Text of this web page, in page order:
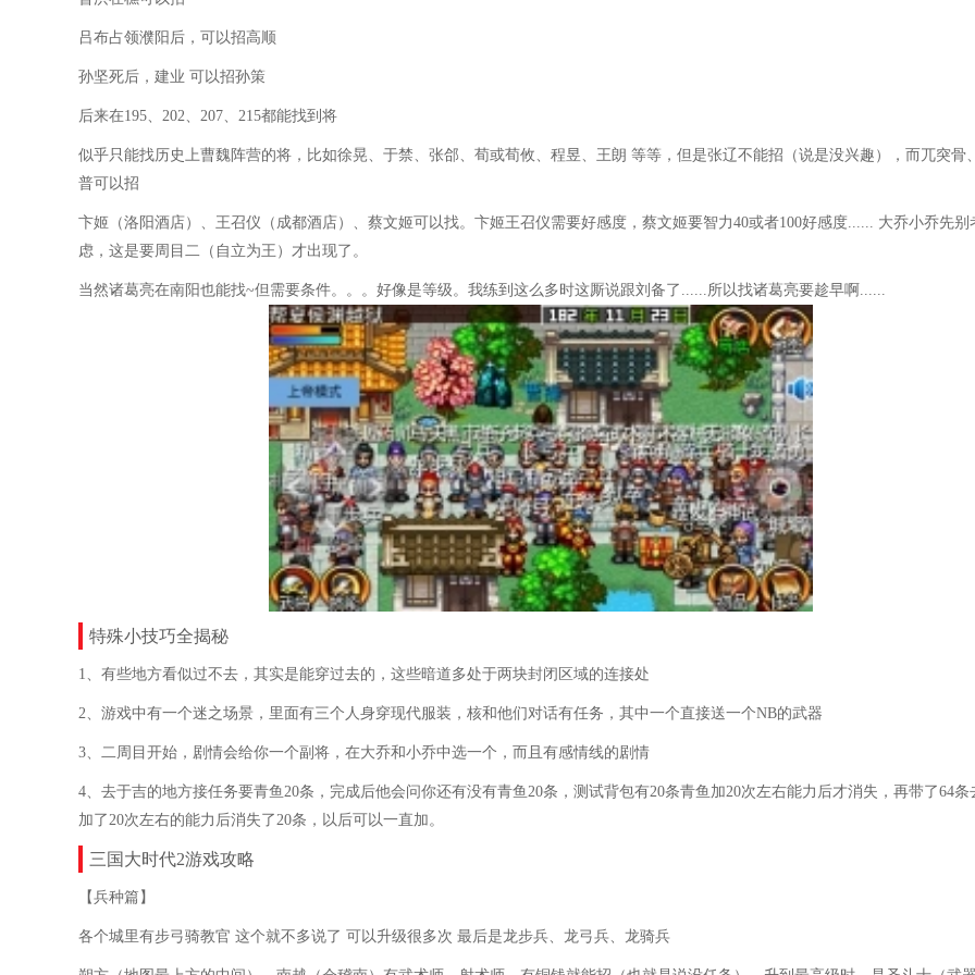
吕布占领濮阳后，可以招高顺
孙坚死后，建业 可以招孙策
后来在195、202、207、215都能找到将
似乎只能找历史上曹魏阵营的将，比如徐晃、于禁、张郃、荀或荀攸、程昱、王朗 等等，但是张辽不能招（说是没兴趣），而兀突骨
普可以招
卞姬（洛阳酒店）、王召仪（成都酒店）、蔡文姬可以找。卞姬王召仪需要好感度，蔡文姬要智力40或者100好感度...... 大乔小乔先别
虑，这是要周目二（自立为王）才出现了。
当然诸葛亮在南阳也能找~但需要条件。。。好像是等级。我练到这么多时这厮说跟刘备了......所以找诸葛亮要趁早啊......
特殊小技巧全揭秘
1、有些地方看似过不去，其实是能穿过去的，这些暗道多处于两块封闭区域的连接处
2、游戏中有一个迷之场景，里面有三个人身穿现代服装，核和他们对话有任务，其中一个直接送一个NB的武器
3、二周目开始，剧情会给你一个副将，在大乔和小乔中选一个，而且有感情线的剧情
4、去于吉的地方接任务要青鱼20条，完成后他会问你还有没有青鱼20条，测试背包有20条青鱼加20次左右能力后才消失，再带了64条
加了20次左右的能力后消失了20条，以后可以一直加。
三国大时代2游戏攻略
【兵种篇】
各个城里有步弓骑教官 这个就不多说了 可以升级很多次 最后是龙步兵、龙弓兵、龙骑兵